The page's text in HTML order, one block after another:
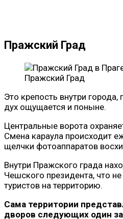
Пражский Град
Пражский Град
Это крепость внутри
дух ощущается и поныне.
Центральные ворота
Смена караула происходит
щелчки фотоаппаратов
Внутри Пражского града
Чешского президента, что
туристов на территорию.
Сама территории
дворов следующих один